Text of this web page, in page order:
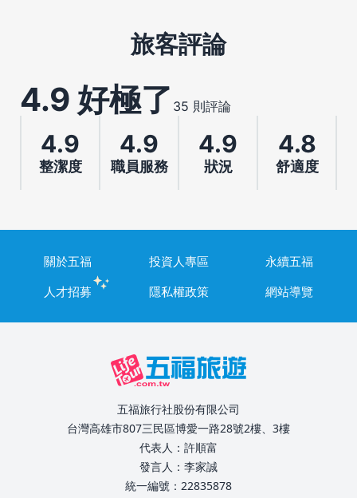
旅客評論
4.9 好極了 35 則評論
4.9
整潔度
4.9
職員服務
4.9
狀況
4.8
舒適度
關於五福 投資人專區
永續五福
人才招募
隱私權政策 網站導覽
五福旅行社股份有限公司
台灣高雄市807三民區博愛一路28號2樓、3樓
代表人：許順富
發言人：李家誠
統一編號：22835878